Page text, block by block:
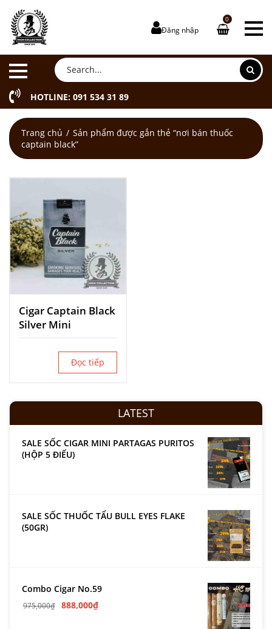
Đăng nhập
0
HOTLINE: 091 534 31 89
Trang chủ
Sản phẩm được gắn thẻ “nơi bán thuốc
captain black”
Cigar Captain Black
Silver Mini
Đọc tiếp
LATEST
SALE SỐC CIGAR MINI PARTAGAS PURITOS
(HỘP 5 ĐIẾU)
SALE SỐC THUỐC TẨU BULL EYES FLAKE
(50GR)
Combo Cigar No.59
975,000₫ 888,000₫